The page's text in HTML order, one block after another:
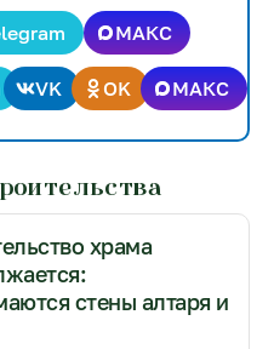
МАКС
VK OK МАКС
храма
стены алтаря и